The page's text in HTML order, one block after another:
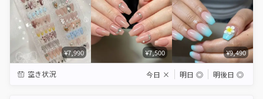
¥7,990 ¥7,500 ¥9,490
空き状況 今日 × 明日 ◎ 明後日 ◎